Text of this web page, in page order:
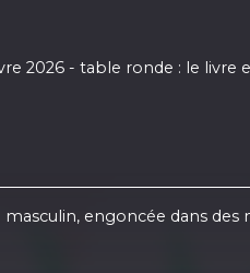
2026 - table ronde : le
engoncée dans des